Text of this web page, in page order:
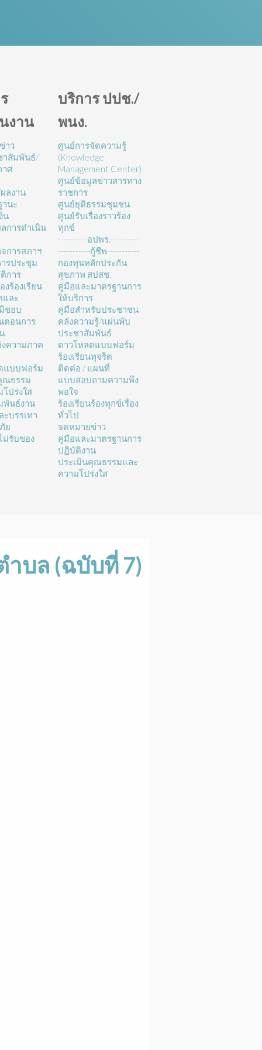
งาน
าว
าสัมพันธ์/
าศ
ลงาน
นะ
น
การดำเนิน
การสภาฯ
รประชุม
การ
งร้องเรียน
และ
ชอบ
ตอนการ
ความภาค
แบบฟอร์ม
ณธรรม
ปร่งใส
พันธ์งาน
บรรเทา
ย
ม่รับของ
บริการ ปปช./
พนง.
ศูนย์การจัดความรู้
(Knowledge
Management Center)
ศูนย์ข้อมูลข่าวสารทาง
ราชการ
ศูนย์ยุติธรรมชุมชน
ศูนย์รับเรื่องราวร้อง
ทุกข์
----------อปพร.----------
-----------กู้ชีพ-----------
กองทุนหลักประกัน
สุขภาพ สปสช.
คู่มือและมาตรฐานการ
ให้บริการ
คู่มือสำหรับประชาชน
คลังความรู้/แผ่นพับ
ประชาสัมพันธ์
ดาวโหลดแบบฟอร์ม
ร้องเรียนทุจริต
ติดต่อ / แผนที่
แบบสอบถามความพึง
พอใจ
ร้องเรียนร้องทุกข์เรื่อง
ทั่วไป
จดหมายข่าว
คู่มือและมาตรฐานการ
ปฏิบัติงาน
ประเมินคุณธรรมและ
ความโปร่งใส
บล (ฉบับที่ 7)